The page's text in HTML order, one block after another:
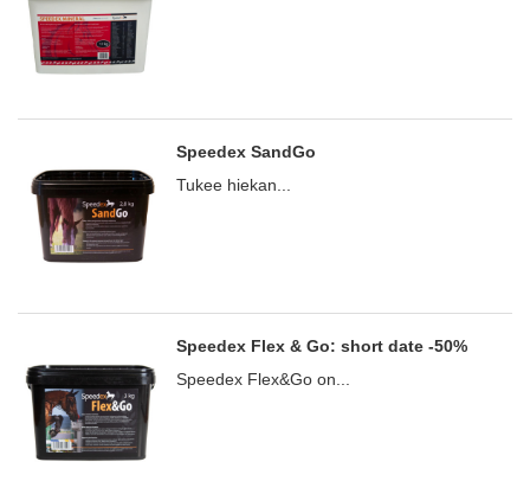
Speedex SandGo
Tukee hiekan...
Speedex Flex & Go: short date -50%
Speedex Flex&Go on...